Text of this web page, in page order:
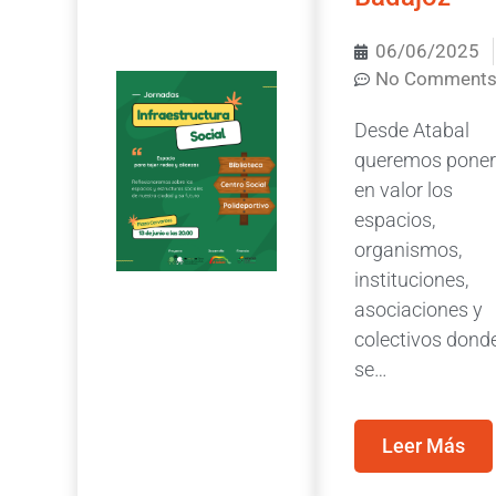
06/06/2025
No Comments
Desde Atabal
queremos poner
en valor los
espacios,
organismos,
instituciones,
asociaciones y
colectivos
se…
Leer Más